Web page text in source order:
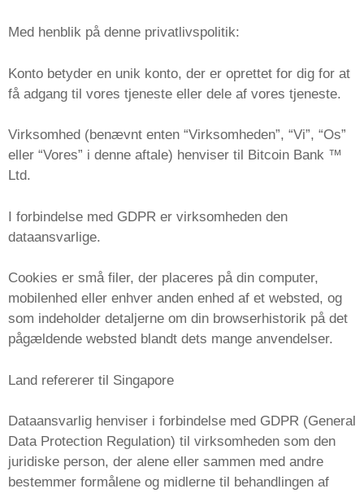
Med henblik på denne privatlivspolitik:
Konto betyder en unik konto, der er oprettet for dig for at
få adgang til vores tjeneste eller dele af vores tjeneste.
Virksomhed (benævnt enten “Virksomheden”, “Vi”, “Os”
eller “Vores” i denne aftale) henviser til Bitcoin Bank ™
Ltd.
I forbindelse med GDPR er virksomheden den
dataansvarlige.
Cookies er små filer, der placeres på din computer,
mobilenhed eller enhver anden enhed af et websted, og
som indeholder detaljerne om din browserhistorik på det
pågældende websted blandt dets mange anvendelser.
Land refererer til Singapore
Dataansvarlig henviser i forbindelse med GDPR (General
Data Protection Regulation) til virksomheden som den
juridiske person, der alene eller sammen med andre
bestemmer formålene og midlerne til behandlingen af ​​